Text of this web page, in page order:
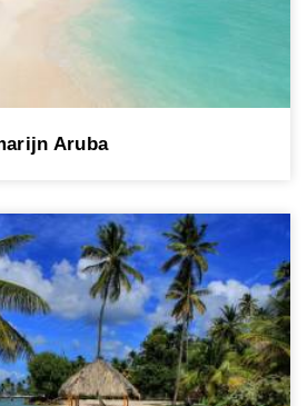
Aruba